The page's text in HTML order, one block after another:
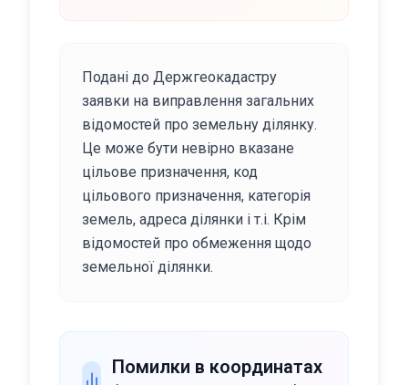
Подані до Держгеокадастру
заявки на виправлення загальних
відомостей про земельну ділянку.
Це може бути невірно вказане
цільове призначення, код
цільового призначення, категорія
земель, адреса ділянки і т.і. Крім
відомостей про обмеження щодо
земельної ділянки.
Помилки в координатах